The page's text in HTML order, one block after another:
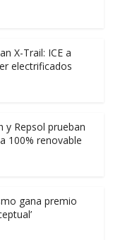
X-Trail: ICE a
electrificados
y Repsol prueban
100% renovable
gana premio